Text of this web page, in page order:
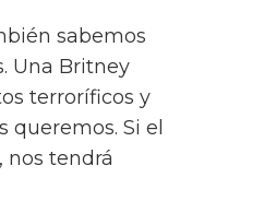
sabemos
Una Britney
terroríficos y
Si el
nos tendrá